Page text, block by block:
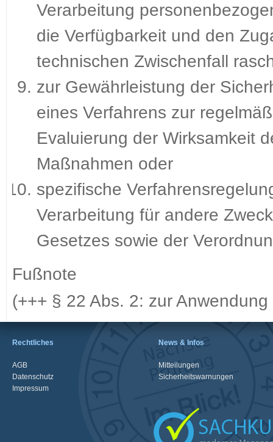
Verarbeitung
die Verfügbarkeit und den
technischen Zwischenfall
zur Gewährleistung der
eines Verfahrens zur
Evaluierung der Wirksamkeit
Maßnahmen oder
spezifische
Verarbeitung für andere
Gesetzes sowie der
Fußnote
(+++ § 22 Abs. 2: zur
Rechtliches
AGB
Datenschutz
Impressum
News & Infos
Mitteilungen
Sicherheitswarnungen